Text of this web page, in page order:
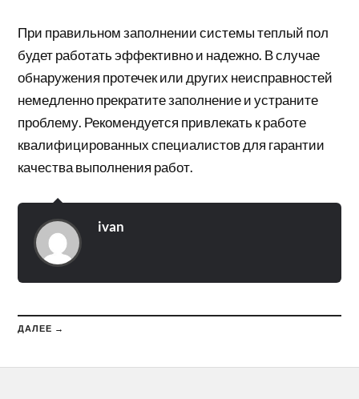
При правильном заполнении системы теплый пол
будет работать эффективно и надежно. В случае
обнаружения протечек или других неисправностей
немедленно прекратите заполнение и устраните
проблему. Рекомендуется привлекать к работе
квалифицированных специалистов для гарантии
качества выполнения работ.
ivan
ДАЛЕЕ →